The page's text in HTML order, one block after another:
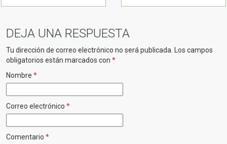
DEJA UNA RESPUESTA
Tu dirección de correo electrónico no será publicada.
Los campos
obligatorios están marcados con *
Nombre *
Correo electrónico *
Comentario *